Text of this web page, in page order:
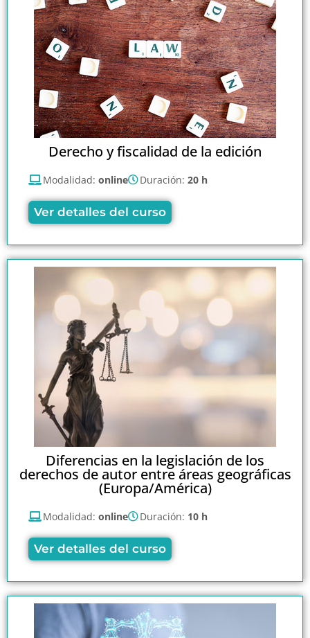
Derecho y fiscalidad de la edición
Modalidad: online Duración: 20 h
Ver detalles del curso
Diferencias en la legislación de los
derechos de autor entre áreas geográficas
(Europa/América)
Modalidad: online Duración: 10 h
Ver detalles del curso